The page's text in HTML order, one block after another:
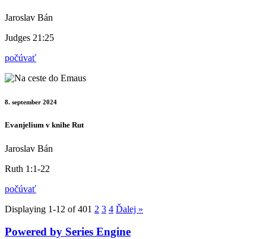
Jaroslav Bán
Judges 21:25
počúvať
8. september 2024
Evanjelium v knihe Rut
Jaroslav Bán
Ruth 1:1-22
počúvať
Displaying 1-12 of 401 2 3 4 Ďalej »
Powered by Series Engine